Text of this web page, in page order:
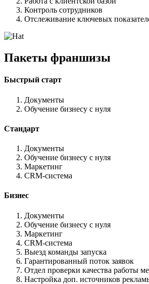
Контроль сотрудников
Отслеживание ключевых
Пакеты франшизы
Быстрый старт
Документы
Обучение бизнесу с нуля
Стандарт
Документы
Обучение бизнесу с нуля
Маркетинг
CRM-система
Бизнес
Документы
Обучение бизнесу с нуля
Маркетинг
CRM-система
Выезд команды запуска
Гарантированный поток заявок
Отдел проверки качества работы
Настройка доп. источников